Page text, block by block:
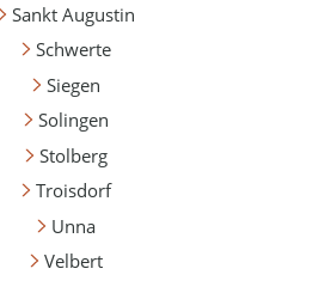
Sankt Augustin
Schwerte
Siegen
Solingen
Stolberg
Troisdorf
Unna
Velbert